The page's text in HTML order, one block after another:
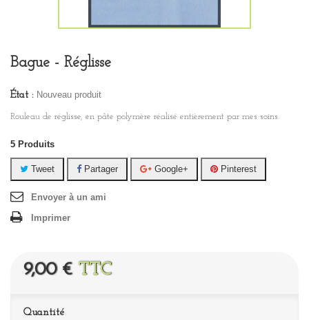
Bague - Réglisse
État : Nouveau produit
Rouleau de réglisse, en pâte polymère réalisé entièrement par mes soins.
5 Produits
Tweet Partager Google+ Pinterest
Envoyer à un ami
Imprimer
9,00 €TTC
Quantité